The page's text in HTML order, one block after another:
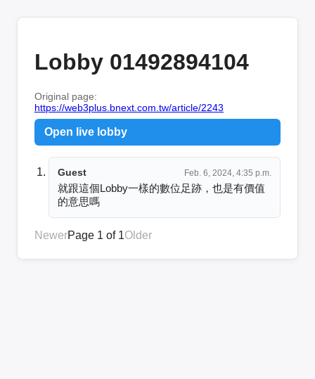
Lobby 01492894104
Original page:
https://web3plus.bnext.com.tw/article/2243
Open live lobby
Guest Feb. 6, 2024, 4:35 p.m.
就跟這個Lobby一樣的數位足跡，也是有價值
的意思嗎
NewerPage 1 of 1Older